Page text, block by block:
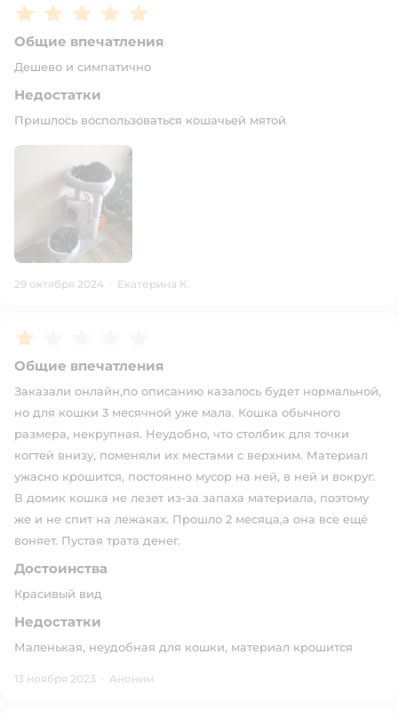
Рейтинг:5
Общие впечатления
Дешево и симпатично
Недостатки
Пришлось воспользоваться кошачьей мятой
29 октября 2024 · Екатерина К.
Рейтинг:
Общие впечатления
Заказали онлайн,по описанию казалось будет нормальной,
но для кошки 3 месячной уже мала. Кошка обычного
размера, некрупная. Неудобно, что столбик для точки
когтей внизу, поменяли их местами с верхним. Материал
ужасно крошится, постоянно мусор на ней, в ней и вокруг.
В домик кошка не лезет из-за запаха материала, поэтому
же и не спит на лежаках. Прошло 2 месяца,а она все ещё
воняет. Пустая трата денег.
Достоинства
Красивый вид
Недостатки
Маленькая, неудобная для кошки, материал крошится
13 ноября 2023 · Аноним